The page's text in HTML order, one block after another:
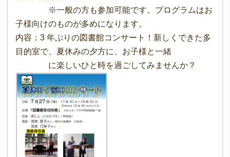
※一般の方も参加可能です。プログラムはお
子様向けのものが多めになります。
内容：3 年ぶりの図書館コンサート！新しくできた多
目的室で、夏休みの夕方に、お子様と一緒
に楽しいひと時を過ごしてみませんか？